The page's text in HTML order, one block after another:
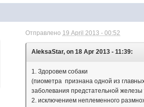
Отправлено 19 April 2013 - 00:52
AleksaStar, on 18 Apr 2013 - 11:39:
1. Здоровем собаки
(пиометра признана одной из
заболевания предстательной железы
2. исключением неплеменного